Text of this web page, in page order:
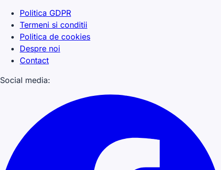
Politica GDPR
Termeni si conditii
Politica de cookies
Despre noi
Contact
Social media: